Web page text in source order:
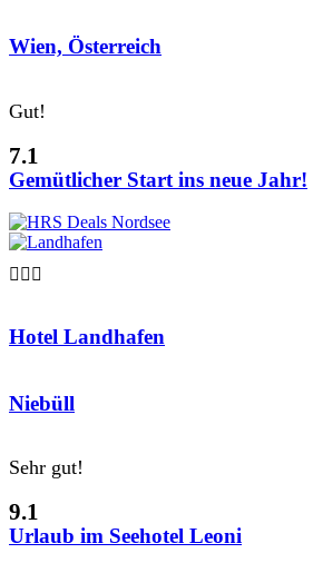
Wien, Österreich
Gut!
7.1
Gemütlicher Start ins neue Jahr!

Hotel Landhafen
Niebüll
Sehr gut!
9.1
Urlaub im Seehotel Leoni